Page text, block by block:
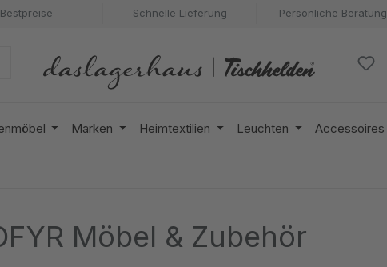
Bestpreise Schnelle Lieferung Persönliche Beratung
Marken Heimtextilien Leuchten Accessoires
Möbel & Zubehör